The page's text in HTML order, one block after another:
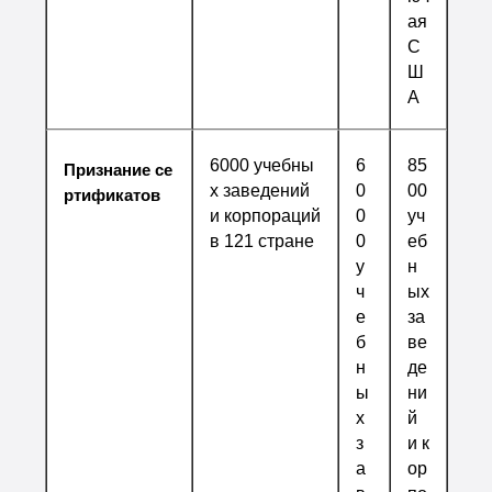
ая
С
Ш
А
Признание се
ртификатов
6000 учебны
х заведений
и корпораций
в 121 стране
6
0
0
0
у
ч
е
б
н
ы
х
з
а
85
00
уч
еб
н
ых
за
ве
де
ни
й
и к
ор